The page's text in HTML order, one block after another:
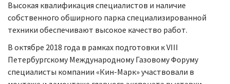
Высокая квалификация специалистов и наличие
собственного обширного парка специализированной
техники обеспечивают высокое качество работ.
В октябре 2018 года в рамках подготовки к VIII
Петербургскому Международному Газовому Форуму
специалисты компании «Кин-Марк» участвовали в